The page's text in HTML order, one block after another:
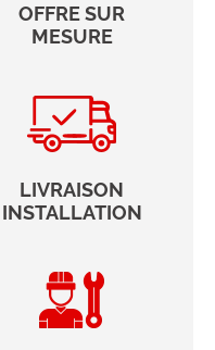
OFFRE SUR
MESURE
LIVRAISON
INSTALLATION